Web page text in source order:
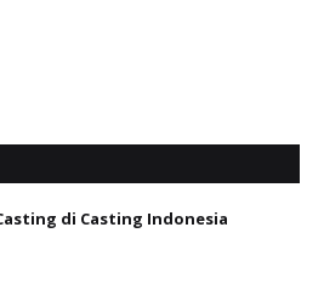
di Casting Indonesia